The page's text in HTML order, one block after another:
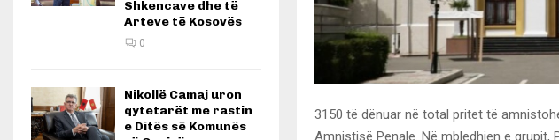
3150 të dënuar në total pritet të
Amnistisë Penale. Në mbledhjen e
Shkencave dhe të
Arteve të Kosovës
0
Nikollë Camaj uron
qytetarët me rastin
e Ditës së Komunës